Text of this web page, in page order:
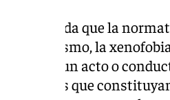
recuerda que la
el racismo, la
2.1, como un acto o
«aquéllos que